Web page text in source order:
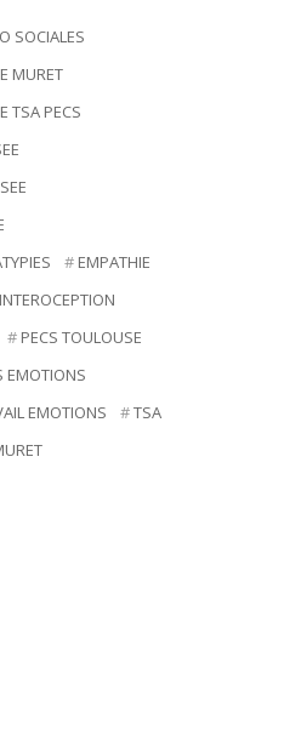
SOCIALES
MURET
TSA PECS
EMPATHIE
INTEROCEPTION
PECS TOULOUSE
EMOTIONS
EMOTIONS
TSA